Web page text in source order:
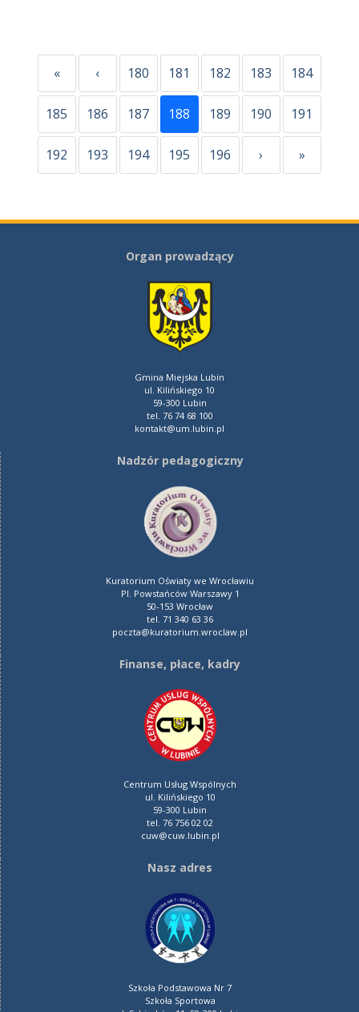
« ‹ 180 181 182 183 184
185 186 187 188 189 190 191
192 193 194 195 196 › »
Organ prowadzący
Gmina Miejska Lubin
ul. Kilińskiego 10
59-300 Lubin
tel. 76 74 68 100
kontakt@um.lubin.pl
Nadzór pedagogiczny
Kuratorium Oświaty we Wrocławiu
Pl. Powstańców Warszawy 1
50-153 Wrocław
tel. 71 340 63 36
poczta@kuratorium.wroclaw.pl
Finanse, płace, kadry
Centrum Usług Wspólnych
ul. Kilińskiego 10
59-300 Lubin
tel. 76 756 02 02
cuw@cuw.lubin.pl
Nasz adres
Szkoła Podstawowa Nr 7
Szkoła Sportowa